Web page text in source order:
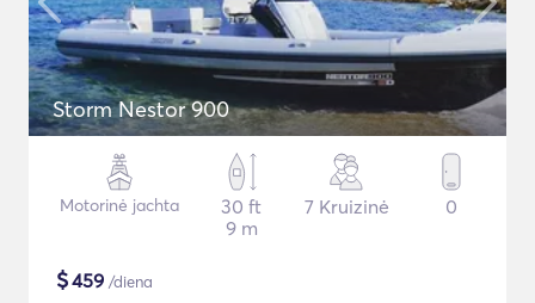
Storm Nestor 900
Motorinė jachta
30 ft
9 m
7 Kruizinė 0
$459 /diena